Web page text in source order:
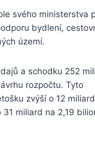
svého ministerstva
bydlení,
území.
a schodku 252
rozpočtu. Tyto
zvýší o 12
miliard na 2,19